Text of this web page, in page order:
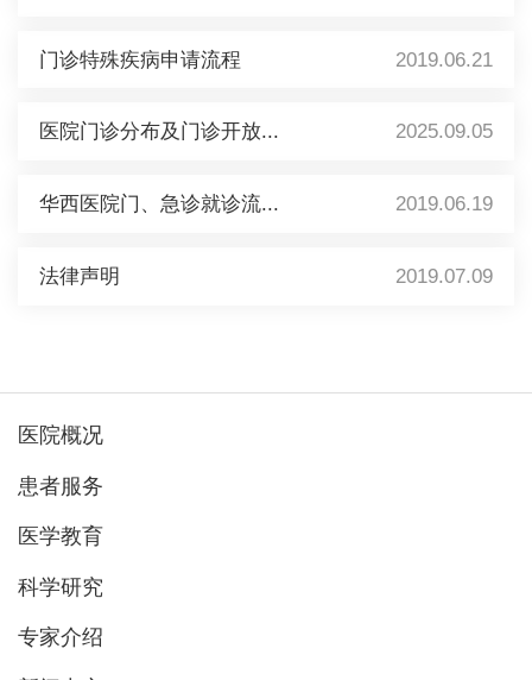
门诊特殊疾病申请流程 2019.06.21
医院门诊分布及门诊开放... 2025.09.05
华西医院门、急诊就诊流... 2019.06.19
法律声明 2019.07.09
医院概况
患者服务
医学教育
科学研究
专家介绍